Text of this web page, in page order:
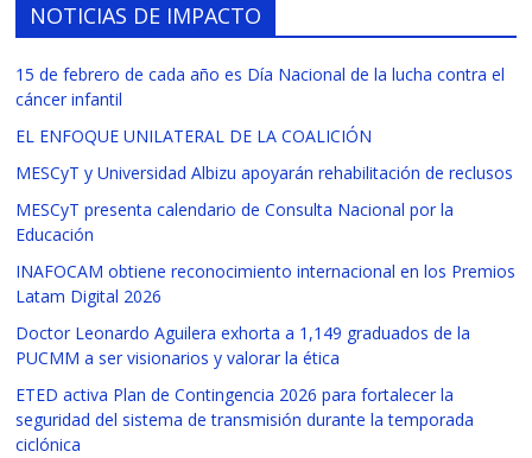
NOTICIAS DE IMPACTO
15 de febrero de cada año es Día Nacional de la lucha contra el
cáncer infantil
EL ENFOQUE UNILATERAL DE LA COALICIÓN
MESCyT y Universidad Albizu apoyarán rehabilitación de reclusos
MESCyT presenta calendario de Consulta Nacional por la
Educación
INAFOCAM obtiene reconocimiento internacional en los Premios
Latam Digital 2026
Doctor Leonardo Aguilera exhorta a 1,149 graduados de la
PUCMM a ser visionarios y valorar la ética
ETED activa Plan de Contingencia 2026 para fortalecer la
seguridad del sistema de transmisión durante la temporada
ciclónica